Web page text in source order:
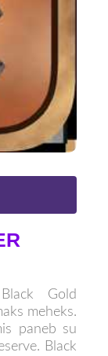
Gold
meheks.
paneb su
Black